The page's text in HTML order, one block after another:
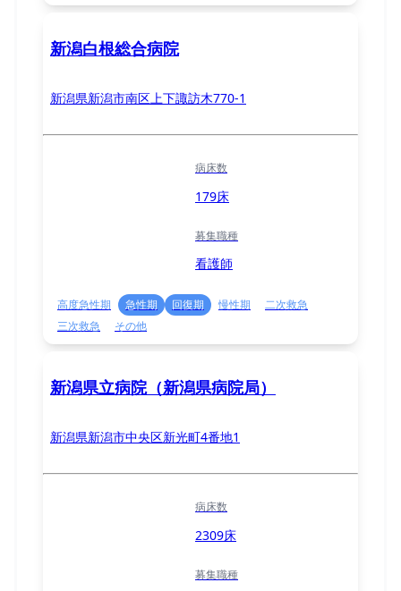
新潟白根総合病院
新潟県新潟市南区上下諏訪木770-1
病床数
179床
募集職種
看護師
高度急性期 急性期 回復期 慢性期
二次救急
三次救急
その他
新潟県立病院（新潟県病院局）
新潟県新潟市中央区新光町4番地1
病床数
2309床
募集職種